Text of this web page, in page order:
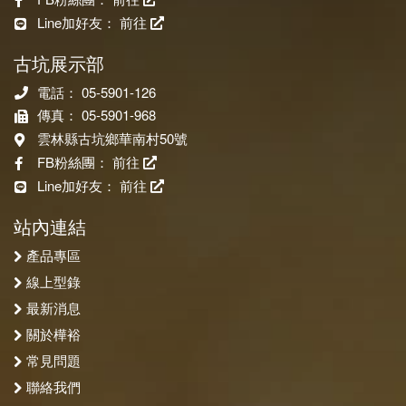
Line加好友： 前往
古坑展示部
電話： 05-5901-126
傳真： 05-5901-968
雲林縣古坑鄉華南村50號
FB粉絲團： 前往
Line加好友： 前往
站內連結
產品專區
線上型錄
最新消息
關於樺裕
常見問題
聯絡我們